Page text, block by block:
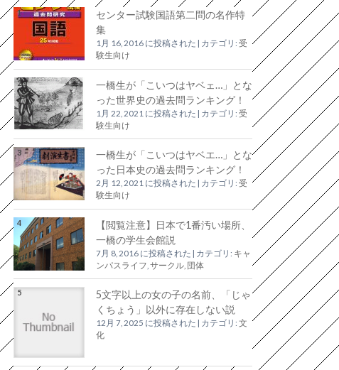
センター試験国語第二問の名作特
集
1月 16, 2016 に投稿された | カテゴリ: 受
験生向け
一橋生が「こいつはヤベェ…」とな
った世界史の過去問ランキング！
1月 22, 2021 に投稿された | カテゴリ: 受
験生向け
一橋生が「こいつはヤベエ…」とな
った日本史の過去問ランキング！
2月 12, 2021 に投稿された カテゴリ: 受
験生向け
【閲覧注意】日本で1番汚い場所、
一橋の学生会館説
7月 8, 2016 に投稿された | カテゴリ: キャ
ンパスライフ サークル, 団体
5文字以上の女の子の名前、「じゃ
くちょう」以外に存在しない説
12月 7, 2025 に投稿された カテゴリ: 文
化